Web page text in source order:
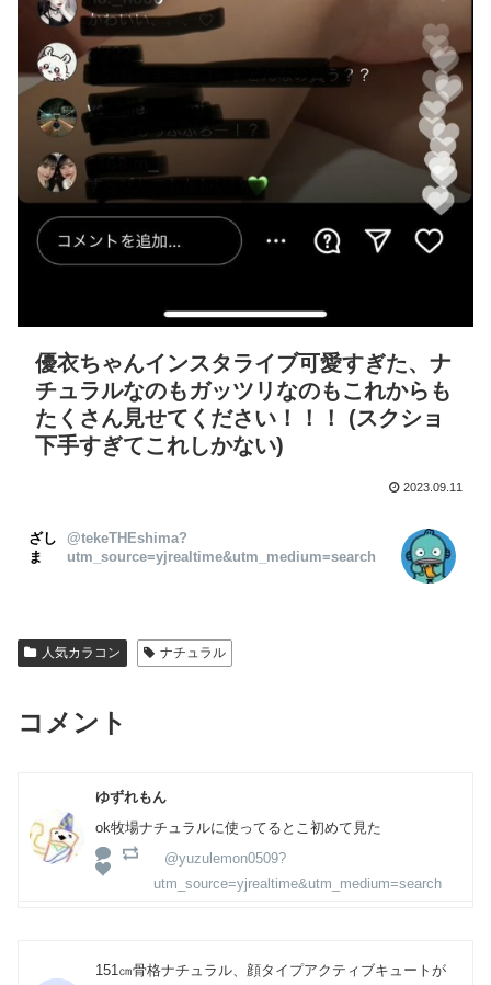
優衣ちゃんインスタライブ可愛すぎた、ナ
チュラルなのもガッツリなのもこれからも
たくさん見せてください！！！ (スクショ
下手すぎてこれしかない)
2023.09.11
ざし
ま
@tekeTHEshima?
utm_source=yjrealtime&utm_medium=search
人気カラコン ナチュラル
コメント
ゆずれもん
ok牧場ナチュラルに使ってるとこ初めて見た
@yuzulemon0509?
utm_source=yjrealtime&utm_medium=search
151㎝骨格ナチュラル、顔タイプアクティブキュートが